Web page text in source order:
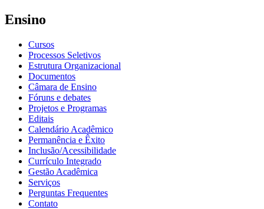
Ensino
Cursos
Processos Seletivos
Estrutura Organizacional
Documentos
Câmara de Ensino
Fóruns e debates
Projetos e Programas
Editais
Calendário Acadêmico
Permanência e Êxito
Inclusão/Acessibilidade
Currículo Integrado
Gestão Acadêmica
Serviços
Perguntas Frequentes
Contato